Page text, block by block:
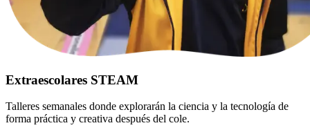
Extraescolares STEAM
Talleres semanales donde explorarán la ciencia y la tecnología de
forma práctica y creativa después del cole.